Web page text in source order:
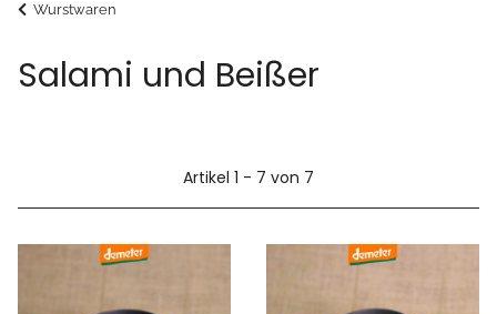
Wurstwaren
Salami und Beißer
Artikel 1 - 7 von 7